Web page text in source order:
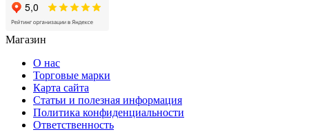
Магазин
О нас
Торговые марки
Карта сайта
Статьи и полезная информация
Политика конфиденциальности
Ответственность